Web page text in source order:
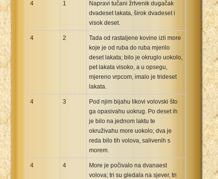
4 1
Napravi tučani žrtvenik dugačak
dvadeset lakata, širok dvadeset i
visok deset.
4 2
Tada od rastaljene kovine izli more
koje je od ruba do ruba mjerilo
deset lakata; bilo je okruglo uokolo,
pet lakata visoko, a u opsegu,
mjereno vrpcom, imalo je trideset
lakata.
4 3
Pod njim bijahu likovi volovski što
ga opasivahu uokrug. Po deset ih
je bilo na jednom laktu te
okruživahu more uokolo; dva je
reda bilo tih volova, salivenih s
morem.
4 4
More je počivalo na dvanaest
volova; tri su gledala na sjever, tri